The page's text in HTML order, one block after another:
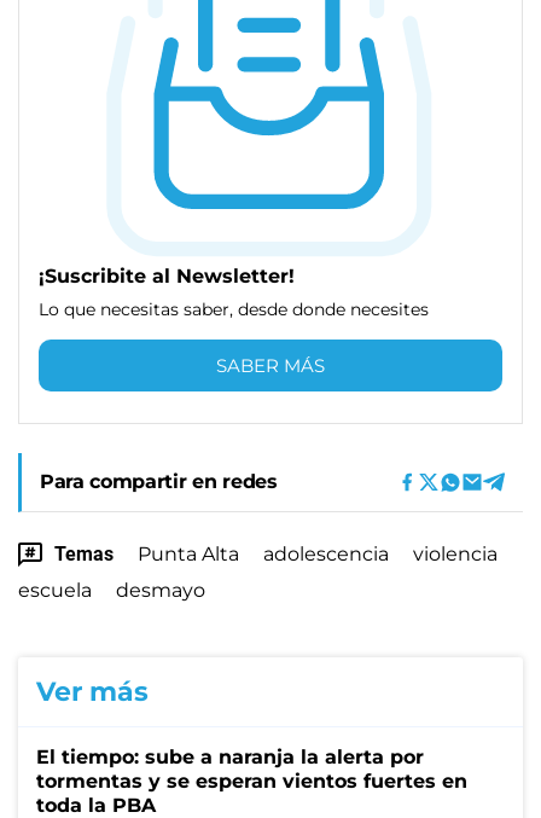
¡Suscribite al Newsletter!
Lo que necesitas saber, desde donde necesites
SABER MÁS
Para compartir en redes
Temas Punta Alta adolescencia
violencia
escuela
desmayo
Ver más
El tiempo: sube a naranja la alerta por
tormentas y se esperan vientos fuertes en
toda la PBA